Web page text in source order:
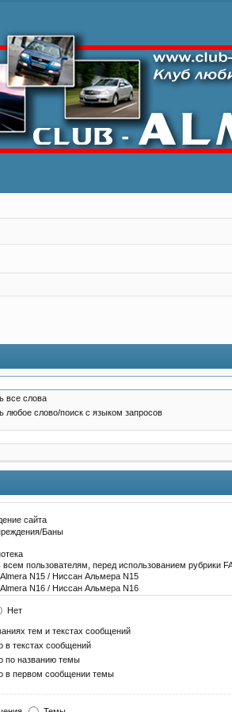
все слова
любое слово/поиск с языком запросов
Нет
тем и текстах сообщений
в текстах сообщений
по названию темы
в первом сообщении темы